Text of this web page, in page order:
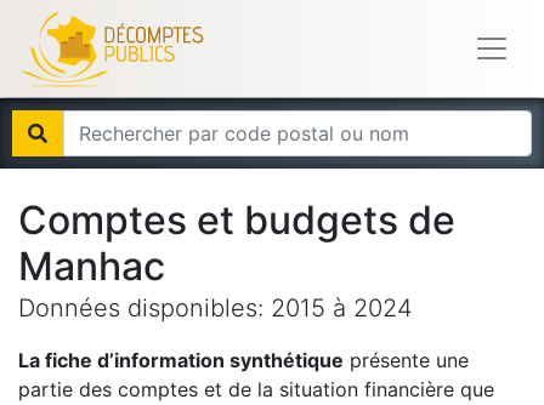
Comptes et budgets de
Manhac
Données disponibles: 2015 à 2024
La fiche d’information synthétique présente une
partie des comptes et de la situation financière que